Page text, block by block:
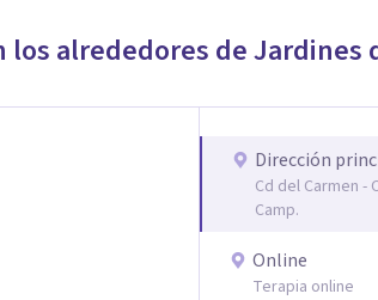
los alrededores deJardines
Dirección
Cd del Carmen -
Camp.
Online
Terapia online